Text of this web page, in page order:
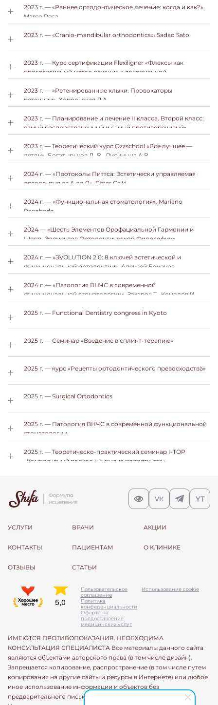
2023 г. — «Раннее ортодонтическое лечение: когда и как?».
Marco Rosa.
2023 г. — «Cranio-mandibular orthodontics». Sadao Sato
2023 г. — Курс сертификации Flexiligner «Флексы как
прогрессивный метод лечения в современной
ортодонтии».
2023 г. — «Ретенированные клыки. Провокаторы
ретенции». Хорольская Л.А.
2023 г. — Планирование и лечение II класса. Второй класс:
самый распространенный и самый противоречивый».
Ленденгольц Ж.А.
2023 г. — Теоретический курс Ozzschool «Все лучшее —
детям». Богатырьков Д. В., Лисицына А.В.
2024 г. — «Протоколы Питтса: Эстетически управляемая
ортодонтия от А до Я». Peter Csiki.
2024 г. — «Функциональная стоматология». Mariano
Racobado.
2024 — «Шесть Элементов Орофациальной Гармонии и
Шесть Элементов Ортодонтической Философии».
Lawrence F. Andrews и Will A. Andrews.
2024 г. — «ЭVOLUTION 2.0: 8 ключей эстетической и
функциональной ортодонтии». Алексей Ермаков.
2024 г. — «Патология ВНЧС в современной
функциональной стоматологии». Захаров Т., Комолов И.
2025 г. — Functional Dentistry congress in Kyoto
2025 г. — Семинар «Введение в сплинт-терапию»
2025 г. — курс «Рецепты ортодонтического превосходства»
2025 г. — Surgical Ortodontics
2025 г. — Патология ВНЧС в современной функциональной
стоматологии
2025 г. — Теоретическо-практический семинар I-TOP
«Комплексный подход к гигиене полости рта»
УСЛУГИ ВРАЧИ АКЦИИ
КОНТАКТЫ ПАЦИЕНТАМ О КЛИНИКЕ
ОТЗЫВЫ СТАТЬИ
Пользовательское
соглашение
Политика
конфеденциальности
Оферта на
предоставление
медицинских услуг
Использование cookie
ИМЕЮТСЯ ПРОТИВОПОКАЗАНИЯ. НЕОБХОДИМА
КОНСУЛЬТАЦИЯ СПЕЦИАЛИСТА Все материалы данного сайта
являются объектами авторского права (в том числе дизайн).
Запрещается копирование, распространение (в том числе путем
копирования на другие сайты и ресурсы в Интернете) или любое
иное использование информации и объектов без
предварительного письменного согласия правообладателя.